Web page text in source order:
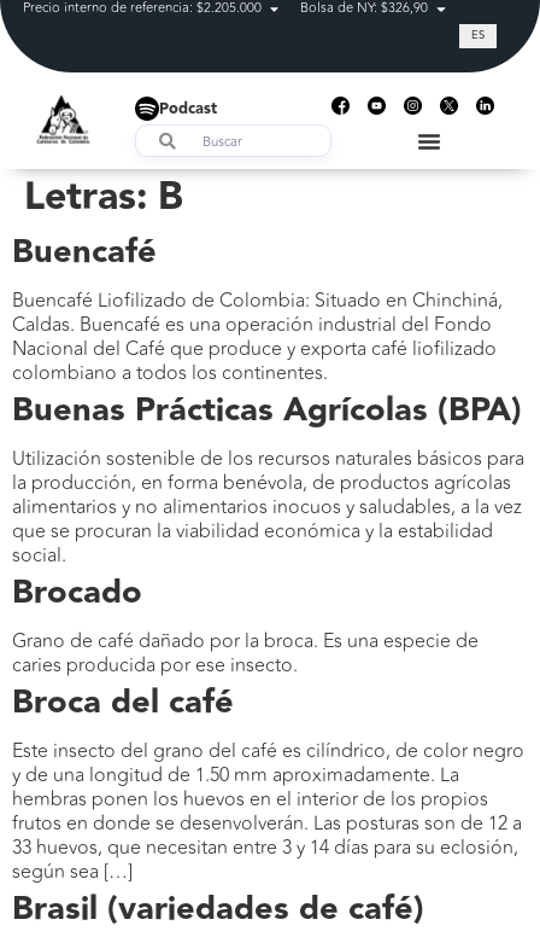
Precio interno de referencia: $2.205.000 Bolsa de NY: $326,90 Tasa de
ES
Podcast
Letras: B
Buencafé
Buencafé Liofilizado de Colombia: Situado en Chinchiná,
Caldas. Buencafé es una operación industrial del Fondo
Nacional del Café que produce y exporta café liofilizado
colombiano a todos los continentes.
Buenas Prácticas Agrícolas (BPA)
Utilización sostenible de los recursos naturales básicos para
la producción, en forma benévola, de productos agrícolas
alimentarios y no alimentarios inocuos y saludables, a la vez
que se procuran la viabilidad económica y la estabilidad
social.
Brocado
Grano de café dañado por la broca. Es una especie de
caries producida por ese insecto.
Broca del café
Este insecto del grano del café es cilíndrico, de color negro
y de una longitud de 1.50 mm aproximadamente. La
hembras ponen los huevos en el interior de los propios
frutos en donde se desenvolverán. Las posturas son de 12 a
33 huevos, que necesitan entre 3 y 14 días para su eclosión,
según sea […]
Brasil (variedades de café)